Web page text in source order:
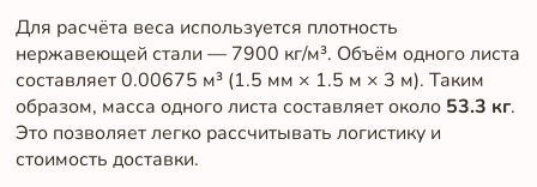
Для расчёта веса используется плотность
нержавеющей стали — 7900 кг/м³. Объём одного листа
составляет 0.00675 м³ (1.5 мм × 1.5 м × 3 м). Таким
образом, масса одного листа составляет около 53.3 кг.
Это позволяет легко рассчитывать логистику и
стоимость доставки.